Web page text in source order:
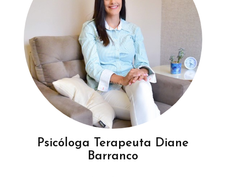
Psicóloga Terapeuta Diane
Barranco